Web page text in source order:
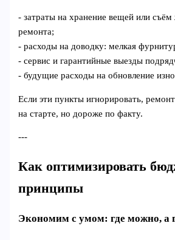
- затраты на хранение вещей или
ремонта;
- расходы на доводку: мелкая
- сервис и гарантийные выезды
- будущие расходы на обновление
Если эти пункты игнорировать,
на старте, но дороже по факту.
---
Как оптимизировать
принципы
Экономим с умом: где можно, а